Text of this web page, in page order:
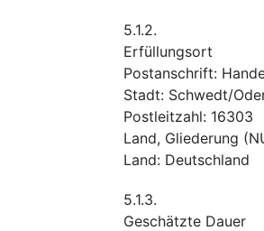
5.1.2.
Erfüllungsort
Postanschrift:
Stadt: Schwedt/
Postleitzahl: 16303
Land, Gliederung
Land: Deutschland
5.1.3.
Geschätzte Dauer